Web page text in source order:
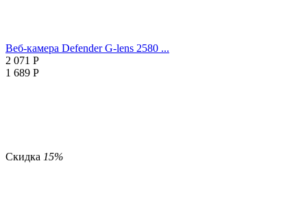
Веб-камера Defender G-lens 2580 ...
2 071 Р
1 689 Р
Скидка 15%